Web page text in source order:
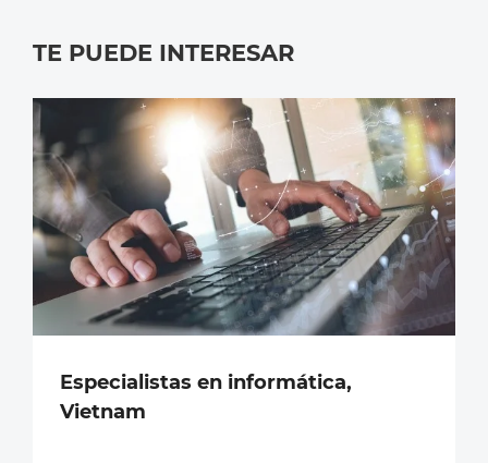
TE PUEDE INTERESAR
Especialistas en informática,
Vietnam